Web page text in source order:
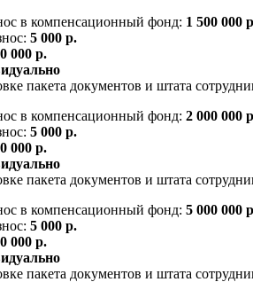
в компенсационный фонд: 1 500 000
5 000 р.
000 р.
пакета документов и штата
в компенсационный фонд: 2 000 000
5 000 р.
000 р.
пакета документов и штата
в компенсационный фонд: 5 000 000
5 000 р.
000 р.
пакета документов и штата